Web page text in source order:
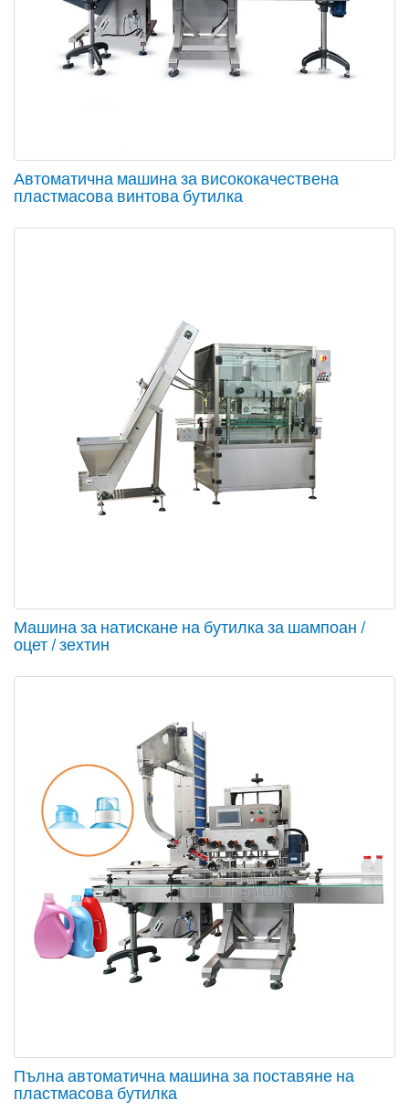
Автоматична машина за висококачествена
пластмасова винтова бутилка
Машина за натискане на бутилка за шампоан /
оцет / зехтин
Пълна автоматична машина за поставяне на
пластмасова бутилка